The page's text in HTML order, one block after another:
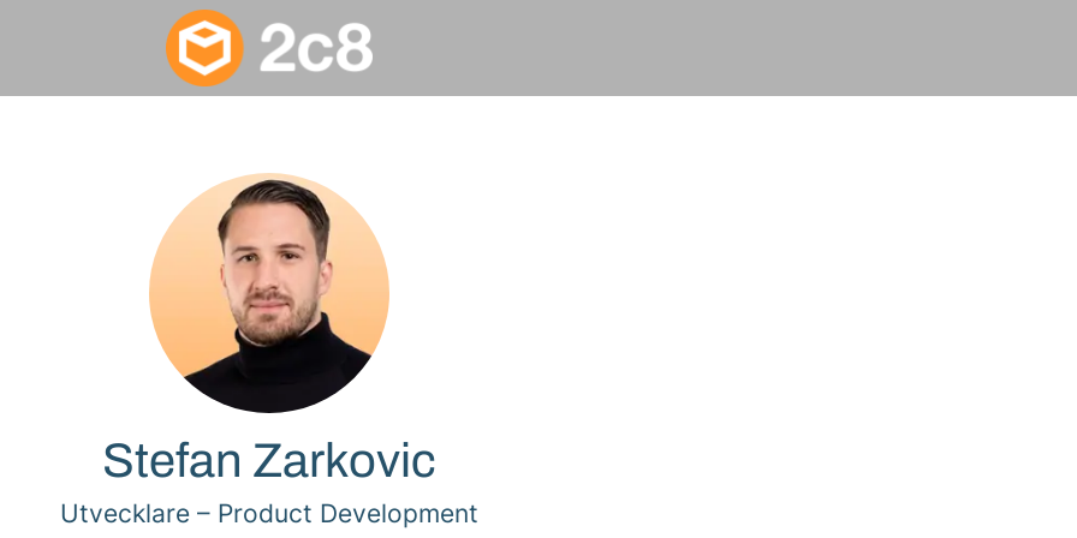
Stefan Zarkovic
Utvecklare – Product Development